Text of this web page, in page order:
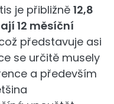
je přibližně 12,8
12 měsíční
představuje asi
se určitě musely
a především